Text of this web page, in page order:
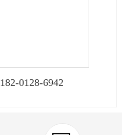
182-0128-6942